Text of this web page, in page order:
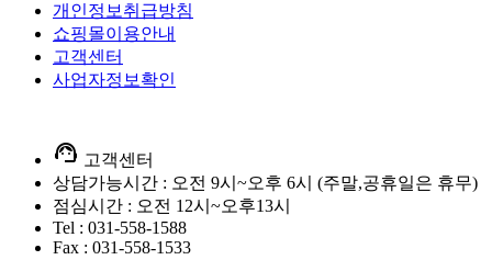
개인정보취급방침
쇼핑몰이용안내
고객센터
사업자정보확인
support_agent 고객센터
상담가능시간 : 오전 9시~오후 6시 (주말,공휴일은 휴무)
점심시간 : 오전 12시~오후13시
Tel : 031-558-1588
Fax : 031-558-1533